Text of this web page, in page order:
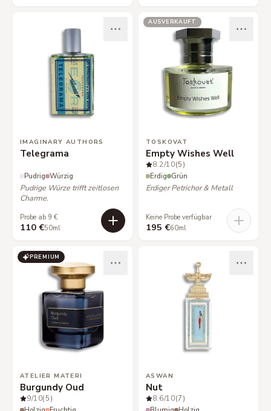
IMAGINARY AUTHORS
Telegrama
Pudrig Würzig
Pudrige Würze trifft zeitlosen
Charme.
Probe ab 9 €
110 €50ml
AUSVERKAUFT
TOSKOVAT
Empty Wishes Well
8.2/10(5)
Erdig Grün
Erdiger Petrichor & Metall
Keine Probe verfügbar
195 €60ml
PREMIUM
ATELIER MATERI
Burgundy Oud
9/10(5)
ASWAN
Nut
8.6/10(7)